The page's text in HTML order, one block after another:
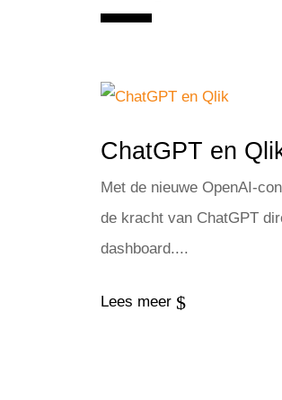
ChatGPT en
Met de nieuwe OpenAI-
de kracht van ChatGPT
dashboard....
Lees meer $